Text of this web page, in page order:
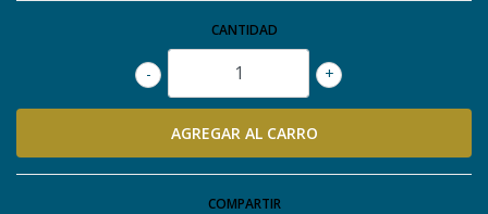
CANTIDAD
+
-
COMPARTIR